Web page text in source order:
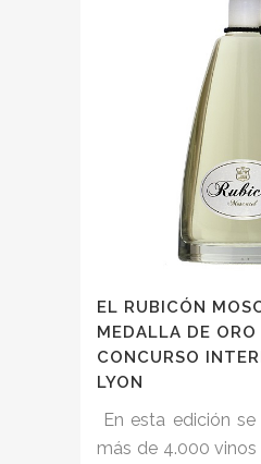
EL RUBICÓN
MEDALLA DE ORO
CONCURSO
LYON
En esta edición
más de 4.000